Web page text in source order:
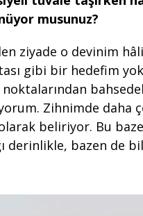
musunuz?
ziyade o devinim
gibi bir hedefim
noktalarından
Zihnimde daha
beliriyor. Bu
derinlikle, bazen de